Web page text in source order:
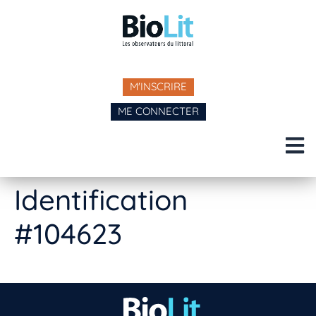
M'INSCRIRE
ME CONNECTER
Identification
#104623